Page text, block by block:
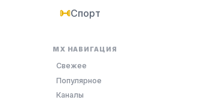
Спорт
MX НАВИГАЦИЯ
Свежее
Популярное
Каналы